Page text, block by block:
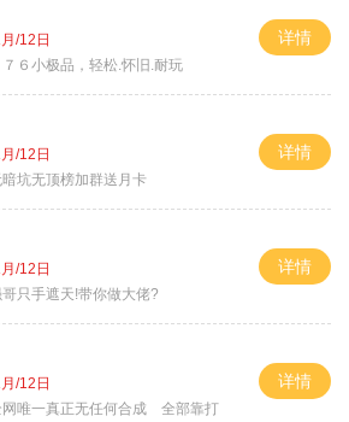
/12日
７６小极品，轻松.怀旧.耐玩
详情
/12日
坑无顶榜加群送月卡
详情
/12日
只手遮天!带你做大佬?
详情
/12日
网唯一真正无任何合成 全部靠打
详情